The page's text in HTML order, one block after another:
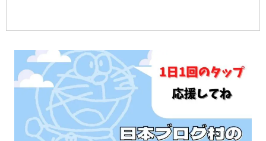
ン
で
読